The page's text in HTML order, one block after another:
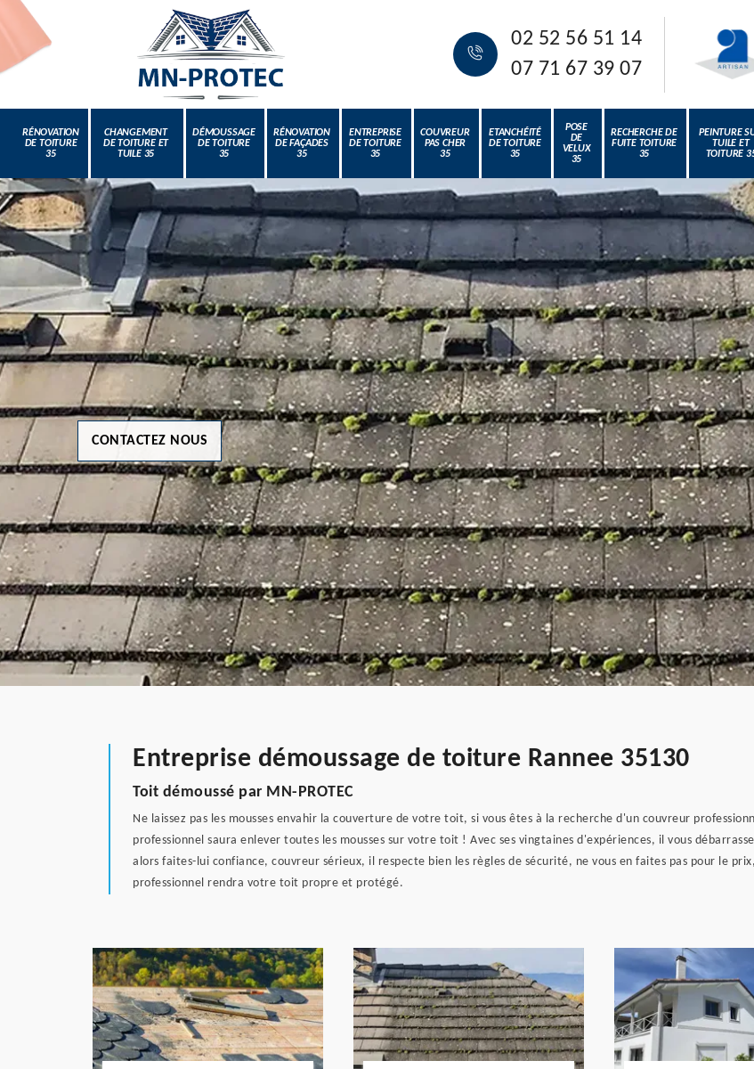
02 52 56 51 14
07 71 67 39 07
RÉNOVATION
DE TOITURE
35
CHANGEMENT
DE TOITURE ET
TUILE 35
DÉMOUSSAGE
DE TOITURE
35
RÉNOVATION
DE FAÇADES
35
ENTREPRISE
DE TOITURE
35
COUVREUR
PAS CHER
35
ETANCHÉITÉ
DE TOITURE
35
POSE
DE
VELUX
35
RECHERCHE DE
FUITE TOITURE
35
PEINTURE
TUILE ET
TOITURE
CONTACTEZ NOUS
Entreprise démoussage de toiture Rannee 35130
Toit démoussé par MN-PROTEC
Ne laissez pas les mousses envahir la couverture de votre toit, si vous êtes à la recherche d'un couvreur
professionnel saura enlever toutes les mousses sur votre toit ! Avec ses vingtaines d'expériences, il vous
alors faites-lui confiance, couvreur sérieux, il respecte bien les règles de sécurité, ne vous en faites pas pour le
professionnel rendra votre toit propre et protégé.